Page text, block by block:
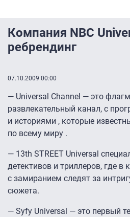
Компания NBC
ребрендинг
07.10.2009 00:00
— Universal Channel — это
развлекательный канал, с
и историями , которые
по всему миру .
— 13th STREET Universal
детективов и триллеров, где
с замиранием следят за
сюжета.
— Syfy Universal — это первый